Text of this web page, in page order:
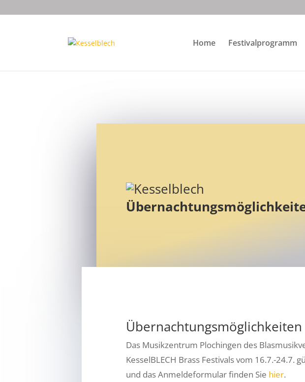
Home Festivalprogramm
Übernachtungsmöglichkeiten
Das Musikzentrum Plochingen des
KesselBLECH Brass Festivals vom 16.7.-
und das Anmeldeformular finden Sie hier.